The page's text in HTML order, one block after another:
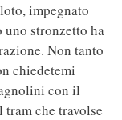
impegnato
uno stronzetto ha
Non tanto
chiedetemi
con il
tram che travolse